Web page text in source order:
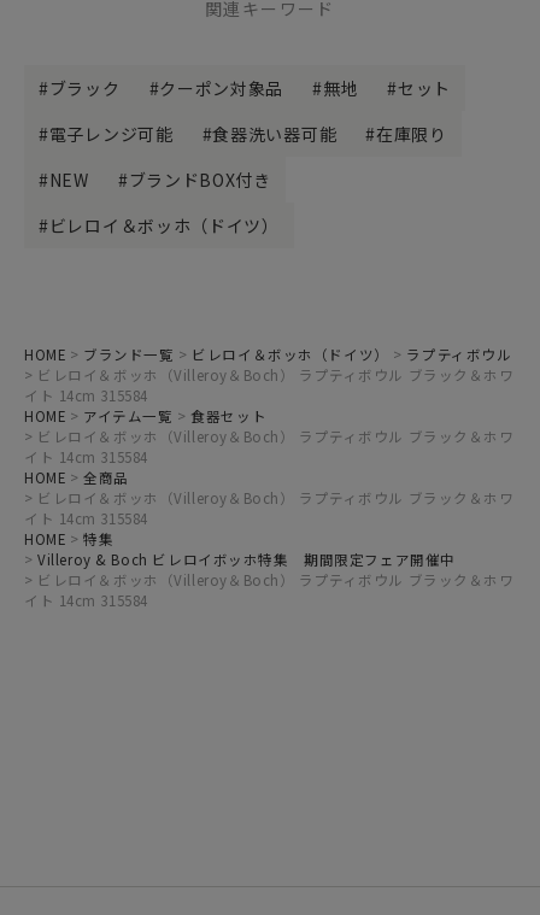
関連キーワード
ブラック クーポン対象品 無地
セット
電子レンジ可能
食器洗い器可能
在庫限り
NEW
ブランドBOX付き
ビレロイ＆ボッホ（ドイツ）
HOME ブランド一覧 ビレロイ＆ボッホ（ドイツ）
ラプティボウル
ビレロイ＆ボッホ（Villeroy＆Boch） ラプティボウル ブラック＆ホワ
イト 14cm 315584
HOME
アイテム一覧
食器セット
ビレロイ＆ボッホ（Villeroy＆Boch） ラプティボウル ブラック＆ホワ
イト 14cm 315584
HOME
全商品
ビレロイ＆ボッホ（Villeroy＆Boch） ラプティボウル ブラック＆ホワ
イト 14cm 315584
HOME
特集
Villeroy & Boch ビレロイボッホ特集 期間限定フェア開催中
ビレロイ＆ボッホ（Villeroy＆Boch） ラプティボウル ブラック＆ホワ
イト 14cm 315584